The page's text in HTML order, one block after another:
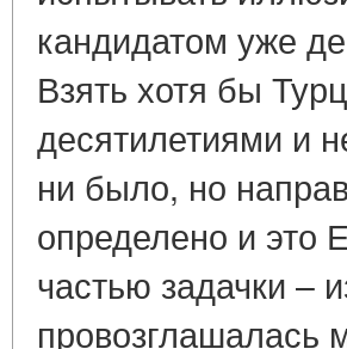
кандидатом уже
Взять хотя бы
десятилетиями и
ни было, но
определено и это
частью задачки –